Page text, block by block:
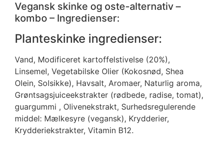
Vegansk skinke og oste-alternativ –
kombo – Ingredienser:
Planteskinke ingredienser:
Vand, Modificeret kartoffelstivelse (20%),
Linsemel, Vegetabilske Olier (Kokosnød, Shea
Olein, Solsikke), Havsalt, Aromaer, Naturlig aroma,
Grøntsagsjuiceekstrakter (rødbede, radise, tomat),
guargummi , Olivenekstrakt, Surhedsregulerende
middel: Mælkesyre (vegansk), Krydderier,
Krydderiekstrakter, Vitamin B12.